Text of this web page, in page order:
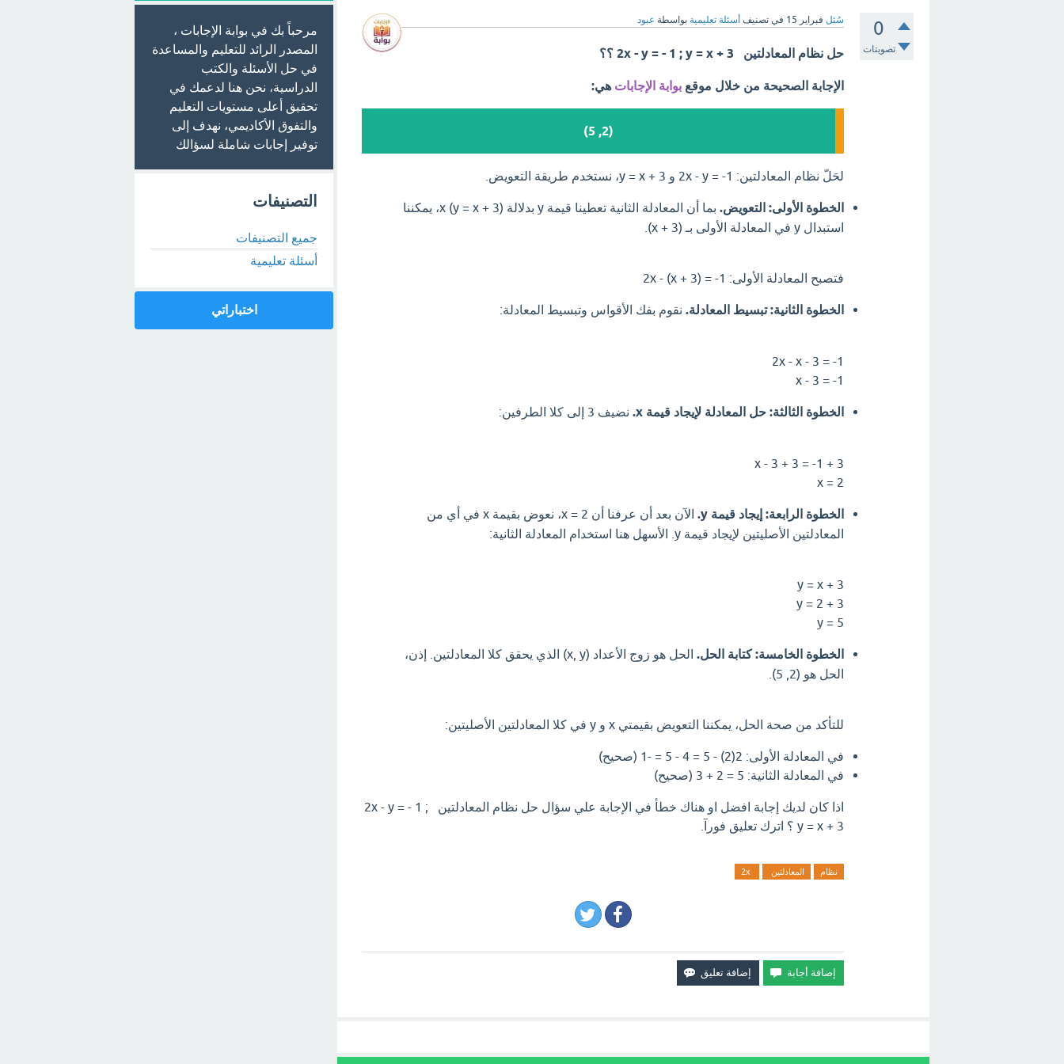
0
تصويتات
سُئل فبراير 15 في تصنيف أسئلة تعليمية بواسطة عبود
حل نظام المعادلتين 2x - y = - 1 ; y = x + 3 ؟؟
الإجابة الصحيحة من خلال موقع بوابة الإجابات هي:
(2, 5)
لحَلّ نظام المعادلتين: 2x - y = -1 و y = x + 3، نستخدم طريقة التعويض.
الخطوة الأولى: التعويض.
بما أن المعادلة الثانية تعطينا قيمة y بدلالة x (y = x + 3)، يمكننا
استبدال y في المعادلة الأولى بـ (x + 3).
فتصبح المعادلة الأولى: 2x - (x + 3) = -1
الخطوة الثانية: تبسيط المعادلة. نقوم بفك الأقواس وتبسيط المعادلة:
2x - x - 3 = -1
x - 3 = -1
الخطوة الثالثة: حل المعادلة لإيجاد قيمة x. نضيف 3 إلى كلا الطرفين:
x - 3 + 3 = -1 + 3
x = 2
الخطوة الرابعة: إيجاد قيمة y.
الآن بعد أن عرفنا أن x = 2، نعوض بقيمة x في أي من
المعادلتين الأصليتين لإيجاد قيمة y. الأسهل هنا استخدام المعادلة الثانية:
y = x + 3
y = 2 + 3
y = 5
الخطوة الخامسة: كتابة الحل.
الحل هو زوج الأعداد (x, y) الذي يحقق كلا المعادلتين. إذن،
الحل هو (2, 5).
للتأكد من صحة الحل، يمكننا التعويض بقيمتي x و y في كلا المعادلتين الأصليتين:
في المعادلة الأولى: 2(2) - 5 = 4 - 5 = -1 (صحيح)
في المعادلة الثانية: 5 = 2 + 3 (صحيح)
اذا كان لديك إجابة افضل او هناك خطأ في الإجابة علي سؤال حل نظام المعادلتين 2x - y = - 1 ;
y = x + 3 ؟ اترك تعليق فورآ.
نظام المعادلتين
مرحباً بك في بوابة الإجابات ،
المصدر الرائد للتعليم والمساعدة
في حل الأسئلة والكتب
الدراسية، نحن هنا لدعمك في
تحقيق أعلى مستويات التعليم
والتفوق الأكاديمي، نهدف إلى
توفير إجابات شاملة لسؤالك
التصنيفات
جميع التصنيفات
أسئلة تعليمية
اختباراتي